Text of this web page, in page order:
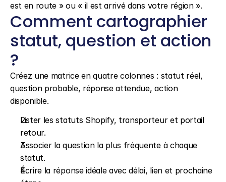
est en route » ou « il est arrivé dans votre région ».
Comment cartographier
statut, question et action
?
Créez une matrice en quatre colonnes : statut réel,
question probable, réponse attendue, action
disponible.
Lister les statuts Shopify, transporteur et portail
retour.
Associer la question la plus fréquente à chaque
statut.
Écrire la réponse idéale avec délai, lien et prochaine